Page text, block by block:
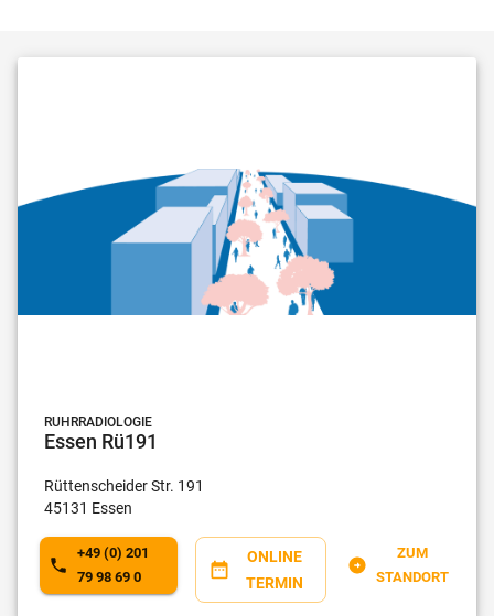
RUHRRADIOLOGIE
Essen Rü191
Rüttenscheider Str. 191
45131 Essen
+49 (0) 201
79 98 69 0
ONLINE
TERMIN
ZUM
STANDORT